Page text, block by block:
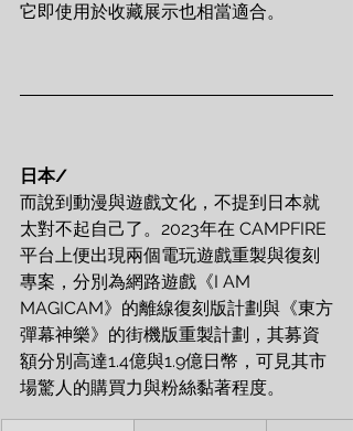
它即使用於收藏展示也相當適合。
日本/
而說到動漫與遊戲文化，不提到日本就
太對不起自己了。2023年在 CAMPFIRE
平台上便出現兩個電玩遊戲重製與復刻
專案，分別為網路遊戲《I AM
MAGICAM》的離線復刻版計劃與《東方
彈幕神樂》的街機版重製計劃，其募資
額分別高達1.4億與1.9億日幣，可見其市
場驚人的購買力與粉絲黏著程度。